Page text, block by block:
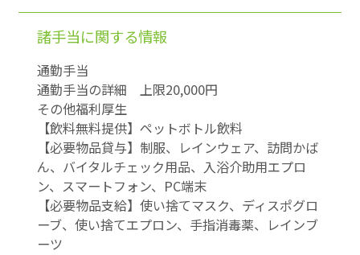
諸手当に関する情報
通勤手当
通勤手当の詳細 上限20,000円
その他福利厚生
【飲料無料提供】ペットボトル飲料
【必要物品貸与】制服、レインウェア、訪問かば
ん、バイタルチェック用品、入浴介助用エプロ
ン、スマートフォン、PC端末
【必要物品支給】使い捨てマスク、ディスポグロ
ーブ、使い捨てエプロン、手指消毒薬、レインブ
ーツ